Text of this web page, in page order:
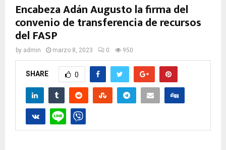
Encabeza Adán Augusto la firma del
convenio de transferencia de recursos
del FASP
by admin marzo 8, 2023 0 950
SHARE 0